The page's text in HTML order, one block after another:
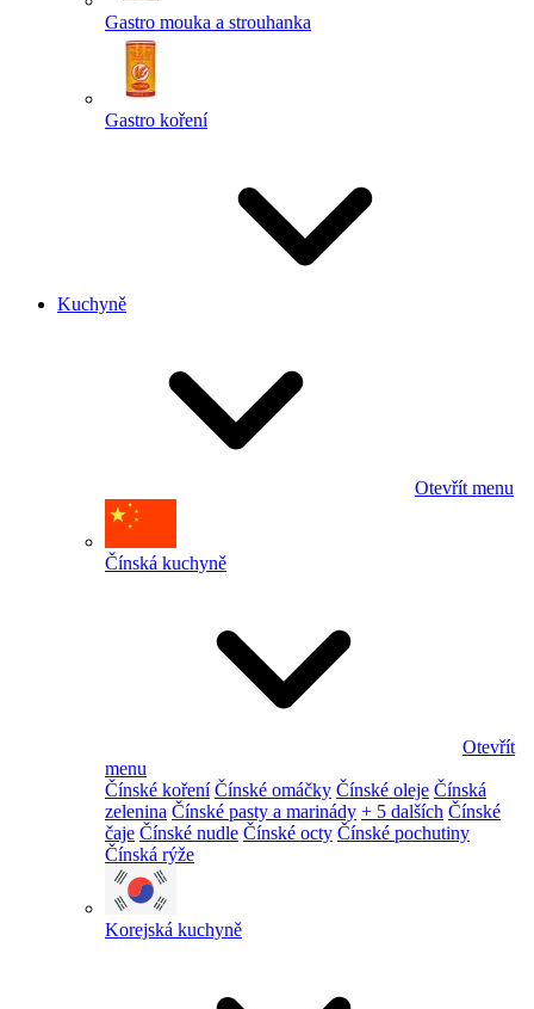
Gastro mouka a strouhanka
Gastro koření
Kuchyně
Otevřít menu
Čínská kuchyně
Otevřít
menu
Čínské koření Čínské omáčky Čínské oleje Čínská
zelenina Čínské pasty a marinády + 5 dalších Čínské
čaje Čínské nudle Čínské octy Čínské pochutiny
Čínská rýže
Korejská kuchyně